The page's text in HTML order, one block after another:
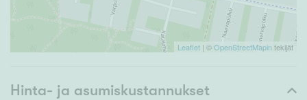
Leaflet | ©OpenStreetMapintekijät
Hinta- ja asumiskustannukset